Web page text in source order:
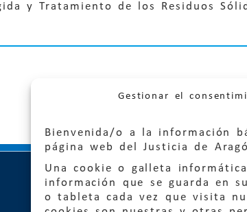
Gestionar el
Bienvenida/o a la información
página web del Justicia de
Una cookie o galleta
información que se guarda en
o tableta cada vez que visita
y Tratamiento de los Residuos